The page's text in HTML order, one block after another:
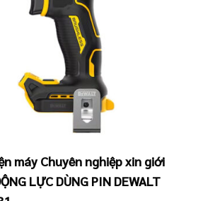
máy Chuyên nghiệp xin giới
LỰC DÙNG PIN DEWALT